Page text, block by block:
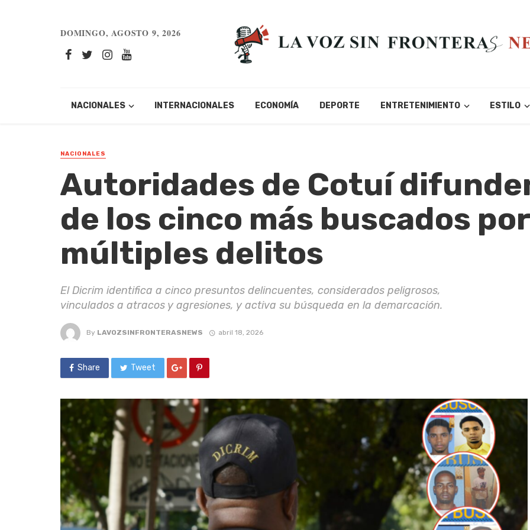
DOMINGO, AGOSTO 9, 2026
NACIONALES INTERNACIONALES ECONOMÍA DEPORTE ENTRETENIMIENTO ESTILO
NACIONALES
Autoridades de Cotuí
de los cinco más buscados por
múltiples delitos
El Dicrim identifica a cinco presuntos delincuentes, considerados peligrosos,
vinculados a atracos y agresiones, y activa su búsqueda en la demarcación.
By LAVOZSINFRONTERASNEWS abril 18, 2026
Share Tweet